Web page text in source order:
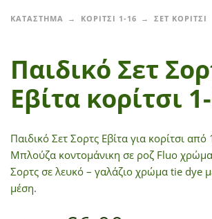
ΚΑΤΑΣΤΗΜΑ ΚΟΡΙΤΣΙ 1-16 ΣΕΤ ΚΟΡΙΤΣΙ
Παιδικό Σετ
Εβίτα κορίτσι
Παιδικό Σετ Σορτς Εβίτα για κορίτσι
Μπλούζα κοντομάνικη σε ροζ Fluo
Σορτς σε λευκό – γαλάζιο χρώμα tie dye
μέση.